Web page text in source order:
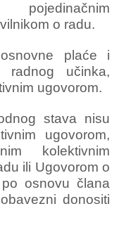
pojedinačnim
o radu.
plaće i
učinka,
ugovorom.
stava nisu
ugovorom,
kolektivnim
ili Ugovorom o
osnovu člana
donositi